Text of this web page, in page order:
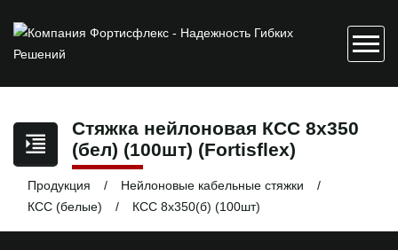
Стяжка нейлоновая КСС 8х350
(бел) (100шт) (Fortisflex)
Продукция
Нейлоновые кабельные стяжки
КСС (белые)
КСС 8х350(б) (100шт)